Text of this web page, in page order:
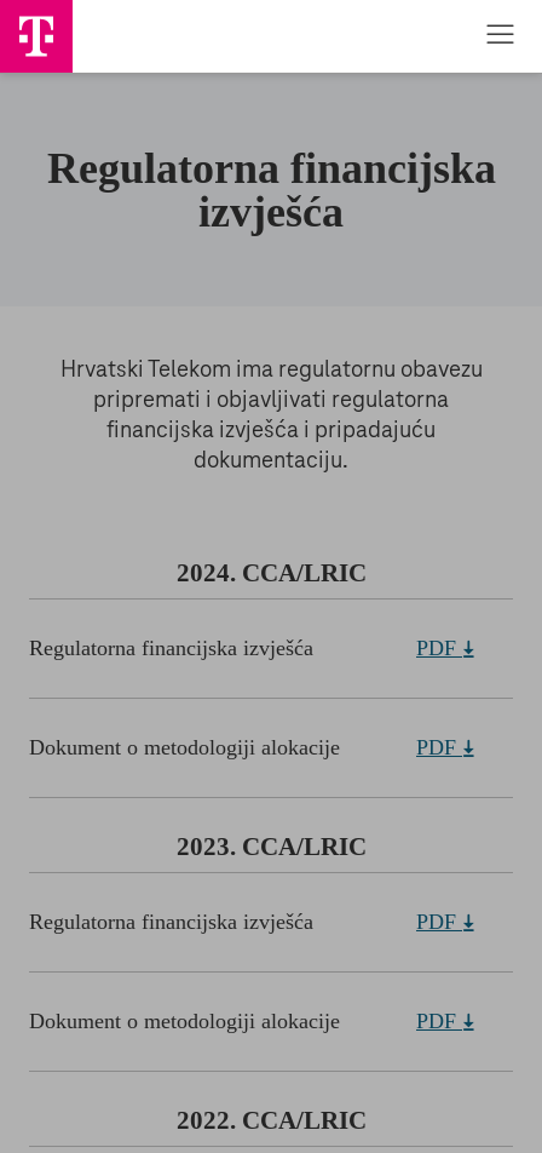
Regulatorna financijska
izvješća
Hrvatski Telekom ima regulatornu obavezu
pripremati i objavljivati regulatorna
financijska izvješća i pripadajuću
dokumentaciju.
2024. CCA/LRIC
Regulatorna financijska izvješća PDF
Dokument o metodologiji alokacije PDF
2023. CCA/LRIC
Regulatorna financijska izvješća PDF
Dokument o metodologiji alokacije PDF
2022. CCA/LRIC